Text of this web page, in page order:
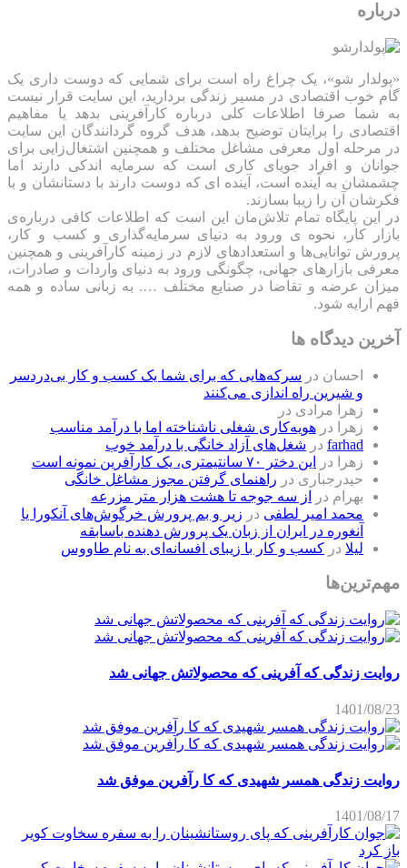
درباره
«پولدار شو»، یک چراغ راه است برای شمایی که دوست داری یک
گام خوب اقتصادی در مسیر زندگی بردارید، این سایت قرار نیست
به شما صرفا اطلاعات کلی درباره کارآفرینی بدهد یا مفاهیم
اقتصادی را برایتان توضیح بدهد، هدف گروه گردانندگان این سایت
در مرحله اول معرفی مشاغل مختلف و همچنین اشتغال‌زایی برای
جوانان و افراد جویای کاری است که سرمایه اندکی دارند اما
چشمشان به آینده است، آینده ای که دوست دارند با دستانشان و با
فکرشان آن را زیبا بسازند.
در این پایگاه تمام تلاش‌مان این است که ‌اطلاعات کافی درباره‌ی
بازار کار، نحوه ی ورود به دنیای سرمایه‌گذاری و کسب و کار،
پرورش توانایی‌ها و استعدادهای لازم در زمینه کارآفرینی و همچنین
معرفی بازارهای جهانی، چگونگی ورود به دنیای واردات و صادرات،
میزان عرضه و تقاضا در صنایع مختلف …. به زبانی ساده و همه
فهم ارایه شود.
آخرین دیدگاه ها
احسان در سرکه‌هایی که برای شما یک کسب و کار بی‌دردسر
و شیرین راه اندازی می‌کنند
زهرا مرادی در
زهرا
در هویه‌کاری شغلی ناشناخته اما با درآمد مناسب
farhad در شغل‌های آزاد خانگی با درآمد خوب
زهرا
در
این دختر ۷۰ سانتیمتری، یک کارآفرین نمونه است
حیدرجباری در راهنمای گرفتن مجوز مشاغل خانگی
بهرام در
از سه جوجه تا هشت هزار متر مزرعه
محمد امیر لطفی در زیر و بم پرورش خرگوش‌های آنکورا یا
آنغوره در ایران از زبان یک پرورش دهنده باسابقه
لیلا در کسب و کار با زیبای افسانه‌ای به نام طاووس
مهم‌ترین‌ها
روایت زندگی که آفرینی که محصولاتش جهانی شد
1401/08/23
روایت زندگی همسر شهیدی که کا رآفرین موفق شد
1401/08/17